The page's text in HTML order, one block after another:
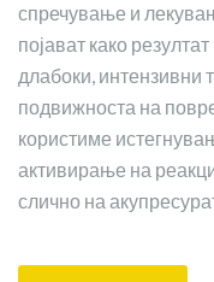
спречување и
појават како
длабоки, интензивни
подвижноста на
користиме
активирање на
слично на